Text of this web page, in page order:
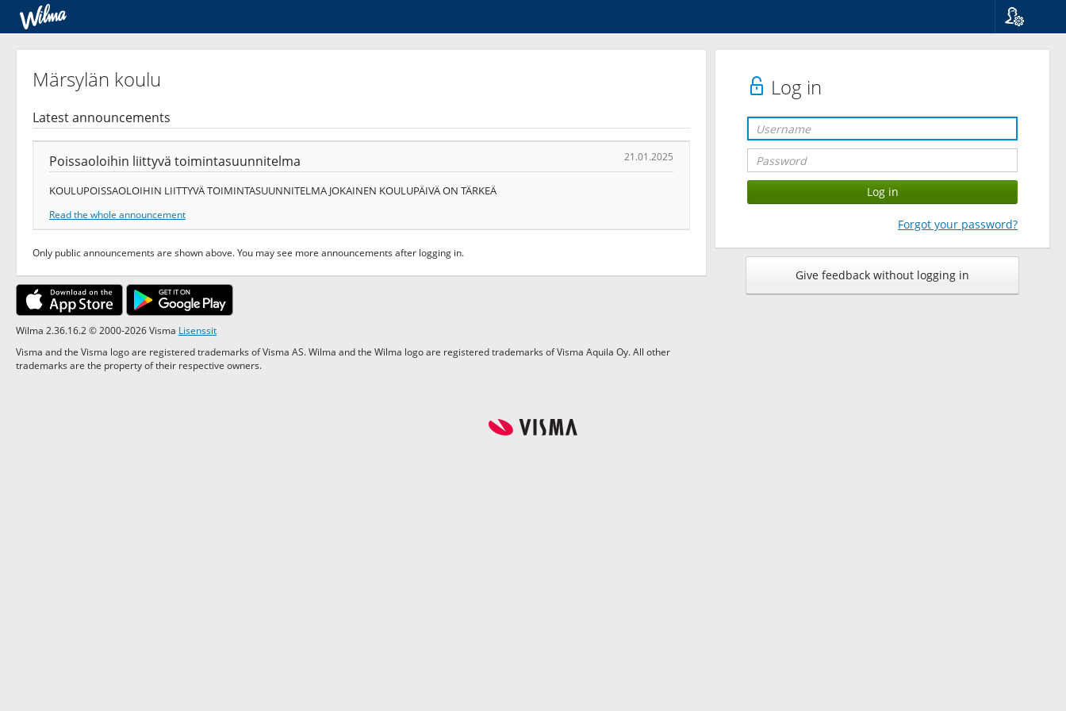
Log in
Forgot your password?
Give feedback without logging in
Märsylän koulu
Latest announcements
Poissaoloihin liittyvä toimintasuunnitelma 21.01.2025
KOULUPOISSAOLOIHIN LIITTYVÄ TOIMINTASUUNNITELMA JOKAINEN KOULUPÄIVÄ ON TÄRKEÄ
Read the whole announcement
Only public announcements are shown above. You may see more announcements after logging in.
Wilma 2.36.16.2 © 2000-2026 Visma Lisenssit
Visma and the Visma logo are registered trademarks of Visma AS. Wilma and the Wilma logo are registered trademarks of Visma Aquila Oy. All other
trademarks are the property of their respective owners.